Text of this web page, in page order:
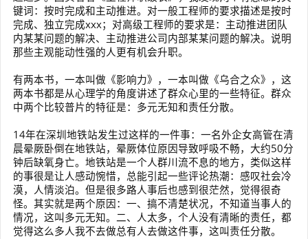
键词：按时完成和主动推进。对一般工程师的要求描述是按时
完成、独立完成xxx；对高级工程师的要求是：主动推进团队
内某某问题的解决、主动推进公司内部某某问题的解决。说明
那些主观能动性强的人更有机会升职。
有两本书，一本叫做《影响力》，一本叫做《乌合之众》，这
两本书都是从心理学的角度讲述了群众心里的一些特征。群众
中两个比较普片的特征是：多元无知和责任分散。
14年在深圳地铁站发生过这样的一件事：一名外企女高管在清
晨晕厥卧倒在地铁站，晕厥体位原因导致呼吸不畅，大约50分
钟后缺氧身亡。地铁站是一个人群川流不息的地方，类似这样
的事很是让人感动惋惜，总能引起一些评论热潮：感叹社会冷
漠，人情淡泊。但是很多路人事后也感到很茫然，觉得很奇
怪。其实就是两个原因：一、搞不清楚状况，不知道当事人的
情况，这叫多元无知。二、人太多，个人没有清晰的责任，都
觉得这么多人我不去做总有人去做这件事，这叫责任分散。